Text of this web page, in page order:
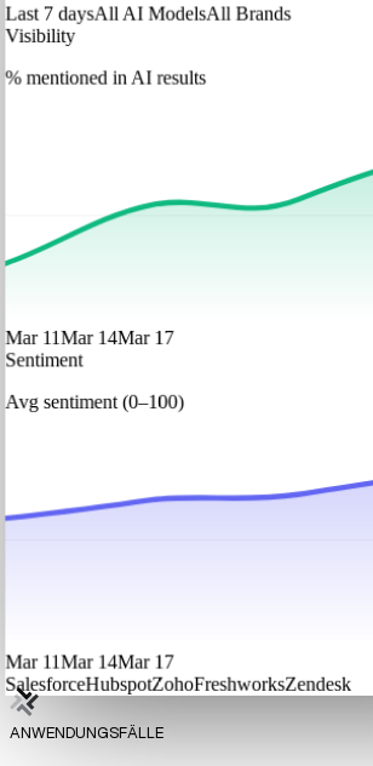
Last 7 daysAll AI ModelsAll Brands
Visibility
% mentioned in AI results
Mar 11Mar 14Mar 17
Sentiment
Avg sentiment (0–100)
Mar 11Mar 14Mar 17
SalesforceHubspotZohoFreshworksZendesk
ANWENDUNGSFÄLLE